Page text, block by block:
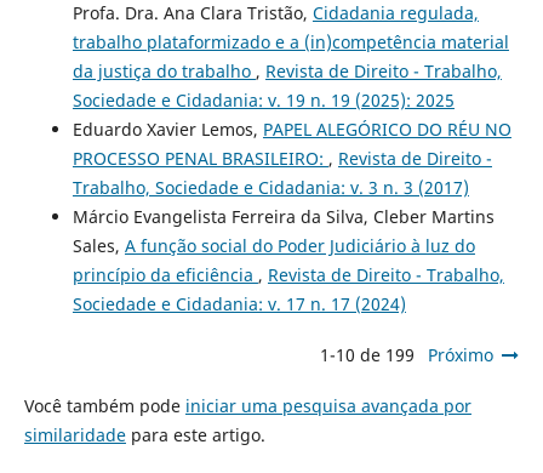
Profa. Dra. Ana Clara Tristão, Cidadania regulada,
trabalho plataformizado e a (in)competência material
da justiça do trabalho , Revista de Direito - Trabalho,
Sociedade e Cidadania: v. 19 n. 19 (2025): 2025
Eduardo Xavier Lemos, PAPEL ALEGÓRICO DO RÉU NO
PROCESSO PENAL BRASILEIRO: , Revista de Direito -
Trabalho, Sociedade e Cidadania: v. 3 n. 3 (2017)
Márcio Evangelista Ferreira da Silva, Cleber Martins
Sales, A função social do Poder Judiciário à luz do
princípio da eficiência , Revista de Direito - Trabalho,
Sociedade e Cidadania: v. 17 n. 17 (2024)
1-10 de 199 Próximo
Você também pode iniciar uma pesquisa avançada por
similaridadepara este artigo.